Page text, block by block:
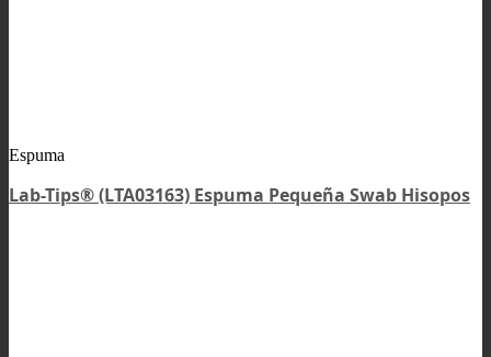
Espuma
Lab-Tips® (LTA03163) Espuma Pequeña Swab Hisopos